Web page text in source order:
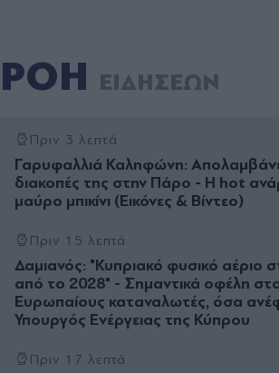
ΡΟΗ ΕΙΔΗΣΕΩΝ
Πριν 3 λεπτά
Γαρυφαλλιά Καληφώνη:
διακοπές της στην Πάρο - Η hot
μαύρο μπικίνι (Εικόνες & Βίντεο)
Πριν 15 λεπτά
Δαμιανός: "Κυπριακό φυσικό αέριο
από το 2028" - Σημαντικά οφέλη
Ευρωπαίους καταναλωτές, όσα
Υπουργός Ενέργειας της Κύπρου
Πριν 17 λεπτά